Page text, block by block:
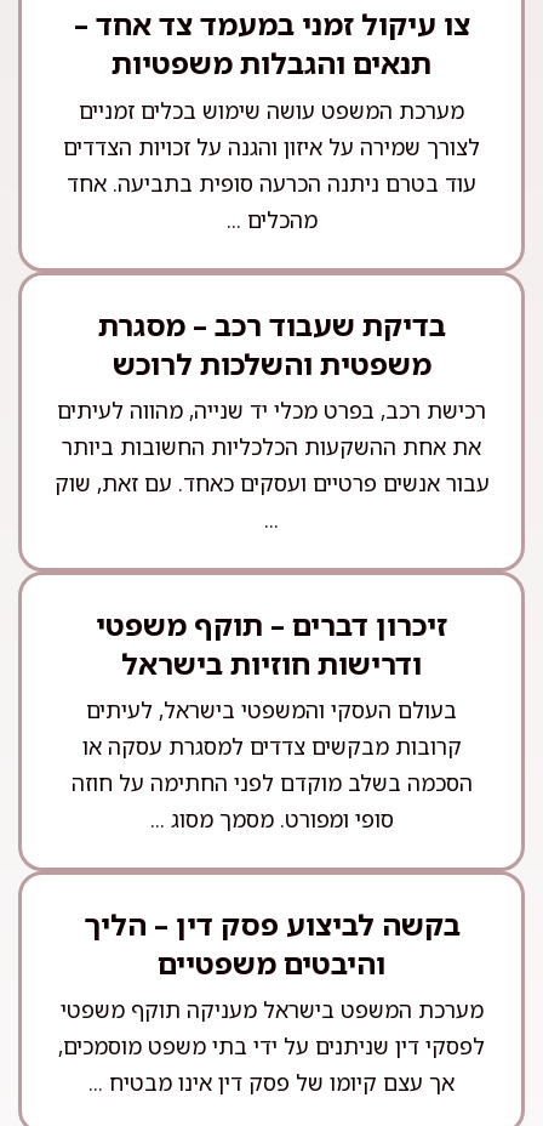
צו עיקול זמני במעמד צד אחד –
תנאים והגבלות משפטיות
מערכת המשפט עושה שימוש בכלים זמניים
לצורך שמירה על איזון והגנה על זכויות הצדדים
עוד בטרם ניתנה הכרעה סופית בתביעה. אחד
מהכלים ...
בדיקת שעבוד רכב – מסגרת
משפטית והשלכות לרוכש
רכישת רכב, בפרט מכלי יד שנייה, מהווה לעיתים
את אחת ההשקעות הכלכליות החשובות ביותר
עבור אנשים פרטיים ועסקים כאחד. עם זאת, שוק
...
זיכרון דברים – תוקף משפטי
ודרישות חוזיות בישראל
בעולם העסקי והמשפטי בישראל, לעיתים
קרובות מבקשים צדדים למסגרת עסקה או
הסכמה בשלב מוקדם לפני החתימה על חוזה
סופי ומפורט. מסמך מסוג ...
בקשה לביצוע פסק דין – הליך
והיבטים משפטיים
מערכת המשפט בישראל מעניקה תוקף משפטי
לפסקי דין שניתנים על ידי בתי משפט מוסמכים,
אך עצם קיומו של פסק דין אינו מבטיח ...